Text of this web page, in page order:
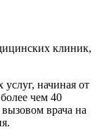
клиник,
начиная от
чем 40
врача на